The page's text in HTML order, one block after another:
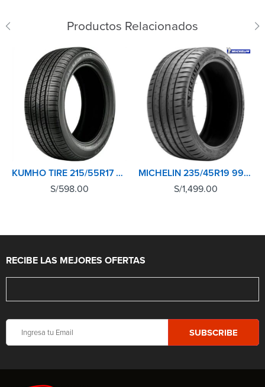
Productos Relacionados
KUMHO TIRE 215/55R17 93V KH16 SOLUS
S/598.00
MICHELIN 235/45R19 99Y XL TL PILOT SPORT 4 MO
S/1,499.00
RECIBE LAS MEJORES OFERTAS